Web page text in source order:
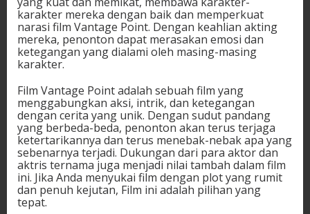
karakter mereka dengan baik dan memperkuat
narasi film Vantage Point. Dengan keahlian akting
mereka, penonton dapat merasakan emosi dan
ketegangan yang dialami oleh masing-masing
karakter.
Film Vantage Point adalah sebuah film yang
menggabungkan aksi, intrik, dan ketegangan
dengan cerita yang unik. Dengan sudut pandang
yang berbeda-beda, penonton akan terus terjaga
ketertarikannya dan terus menebak-nebak apa yang
sebenarnya terjadi. Dukungan dari para aktor dan
aktris ternama juga menjadi nilai tambah dalam film
ini. Jika Anda menyukai film dengan plot yang rumit
dan penuh kejutan, Film ini adalah pilihan yang
tepat.